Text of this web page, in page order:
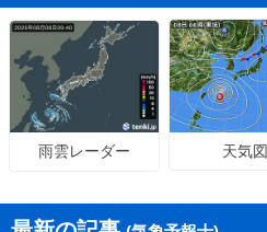
雨雲レーダー 天気図